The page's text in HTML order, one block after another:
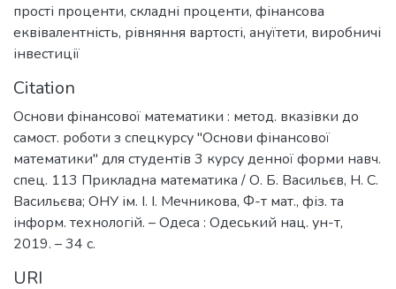
прості проценти, складні проценти, фінансова
еквівалентність, рівняння вартості, ануїтети, виробничі
інвестиції
Citation
Основи фінансової математики : метод. вказівки до
самост. роботи з спецкурсу "Основи фінансової
математики" для студентів 3 курсу денної форми навч.
спец. 113 Прикладна математика / О. Б. Васильєв, Н. С.
Васильєва; ОНУ ім. І. І. Мечникова, Ф-т мат., фіз. та
інформ. технологій. – Одеса : Одеський нац. ун-т,
2019. – 34 с.
URI